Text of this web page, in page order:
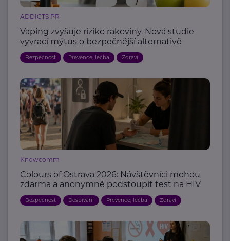
ADDICTS PR
Vaping zvyšuje riziko rakoviny. Nová studie
vyvrací mýtus o bezpečnější alternativě
Bezpečnost Prevence, léčba Zdraví
Knowcomm
Colours of Ostrava 2026: Návštěvníci mohou
zdarma a anonymně podstoupit test na HIV
Bezpečnost Dospívání Prevence, léčba Zdraví